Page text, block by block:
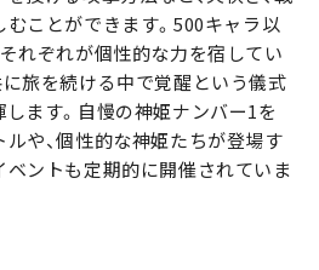
ことができます。500キャラ以
れぞれが個性的な力を宿してい
旅を続ける中で覚醒という儀式
ます。自慢の神姫ナンバー1を
や、個性的な神姫たちが登場す
ントも定期的に開催されていま